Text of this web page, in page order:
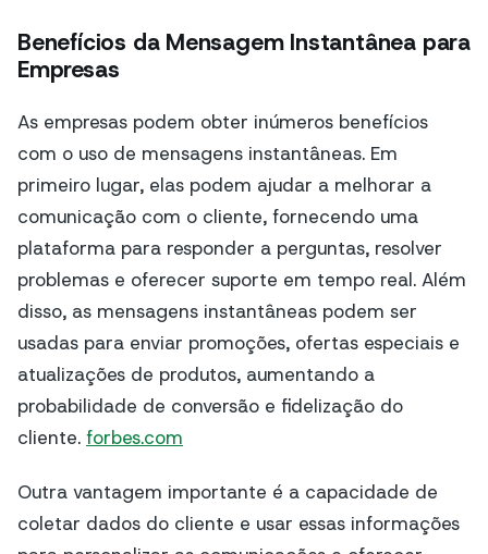
Benefícios da Mensagem Instantânea para
Empresas
As empresas podem obter inúmeros benefícios
com o uso de mensagens instantâneas. Em
primeiro lugar, elas podem ajudar a melhorar a
comunicação com o cliente, fornecendo uma
plataforma para responder a perguntas, resolver
problemas e oferecer suporte em tempo real. Além
disso, as mensagens instantâneas podem ser
usadas para enviar promoções, ofertas especiais e
atualizações de produtos, aumentando a
probabilidade de conversão e fidelização do
cliente. forbes.com
Outra vantagem importante é a capacidade de
coletar dados do cliente e usar essas informações